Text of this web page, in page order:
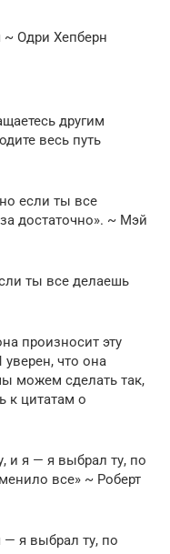
Одри Хепберн
другим
весь путь
если ты все
достаточно». ~ Мэй
ты все делаешь
произносит эту
что она
можем сделать так,
к цитатам о
и я — я выбрал ту, по
все» ~ Роберт
я выбрал ту, по